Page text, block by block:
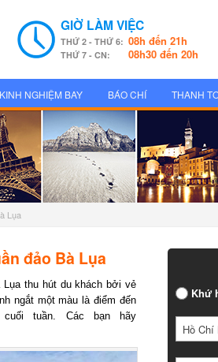
GIỜ LÀM VIỆC
THỨ 2 - THỨ 6:08h đến 21h
THỨ 7 - CN: 08h30 đến 20h
KINH NGHIỆM BAY BÁO CHÍ THANH
Lụa
đảo Bà Lụa
thu hút du khách bởi vẻ
ngắt một màu là điểm đến
tuần. Các bạn hãy
Khứ
Hồ Chí